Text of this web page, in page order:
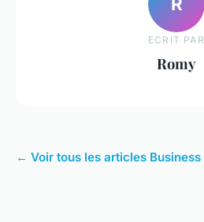
ECRIT PAR
Romy
← Voir tous les articles Business